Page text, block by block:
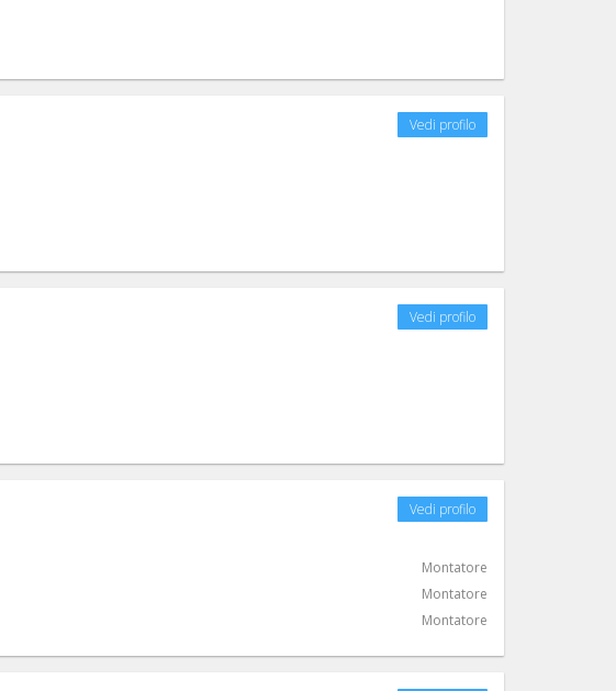
Vedi profilo
Vedi profilo
Montatore
Montatore
Montatore
Vedi profilo